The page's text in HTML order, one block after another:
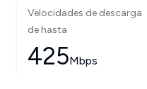
Velocidades de descarga
de hasta
425Mbps